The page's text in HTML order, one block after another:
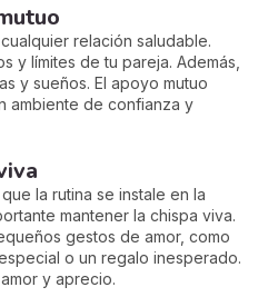
relación saludable.
y límites de tu pareja. Además,
y sueños. El apoyo mutuo
ambiente de confianza y
la rutina se instale en la
mantener la chispa viva.
gestos de amor, como
o un regalo inesperado.
y aprecio.